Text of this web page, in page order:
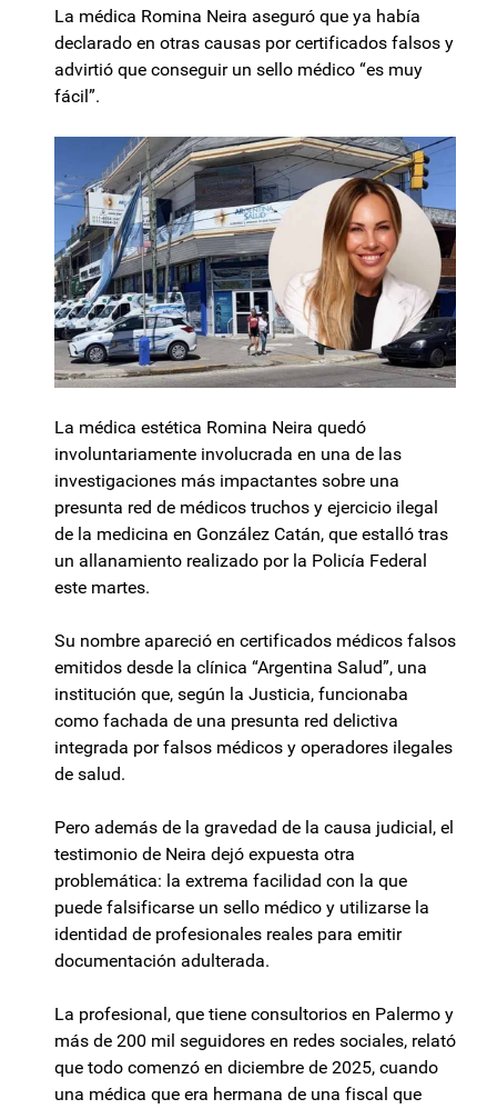
La médica Romina Neira aseguró que ya había
declarado en otras causas por certificados falsos y
advirtió que conseguir un sello médico “es muy
fácil”.
La médica estética Romina Neira quedó
involuntariamente involucrada en una de las
investigaciones más impactantes sobre una
presunta red de médicos truchos y ejercicio ilegal
de la medicina en González Catán, que estalló tras
un allanamiento realizado por la Policía Federal
este martes.
Su nombre apareció en certificados médicos falsos
emitidos desde la clínica “Argentina Salud”, una
institución que, según la Justicia, funcionaba
como fachada de una presunta red delictiva
integrada por falsos médicos y operadores ilegales
de salud.
Pero además de la gravedad de la causa judicial, el
testimonio de Neira dejó expuesta otra
problemática: la extrema facilidad con la que
puede falsificarse un sello médico y utilizarse la
identidad de profesionales reales para emitir
documentación adulterada.
La profesional, que tiene consultorios en Palermo y
más de 200 mil seguidores en redes sociales, relató
que todo comenzó en diciembre de 2025, cuando
una médica que era hermana de una fiscal que